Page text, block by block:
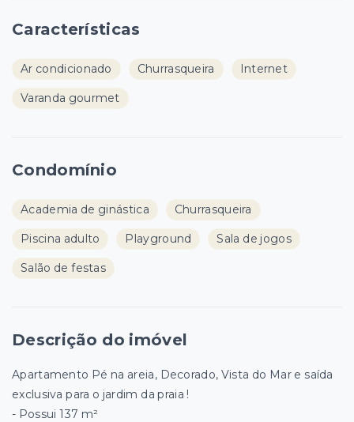
Características
Ar condicionado Churrasqueira Internet
Varanda gourmet
Condomínio
Academia de ginástica Churrasqueira
Piscina adulto Playground Sala de jogos
Salão de festas
Descrição do imóvel
Apartamento Pé na areia, Decorado, Vista do Mar e saída
exclusiva para o jardim da praia !
- Possui 137 m²